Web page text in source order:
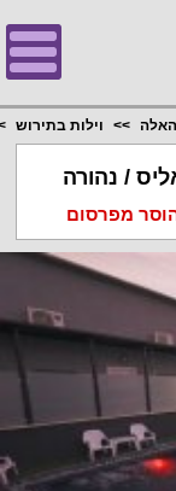
האלה וילות בתירוש
/ נהורה
מפרסום